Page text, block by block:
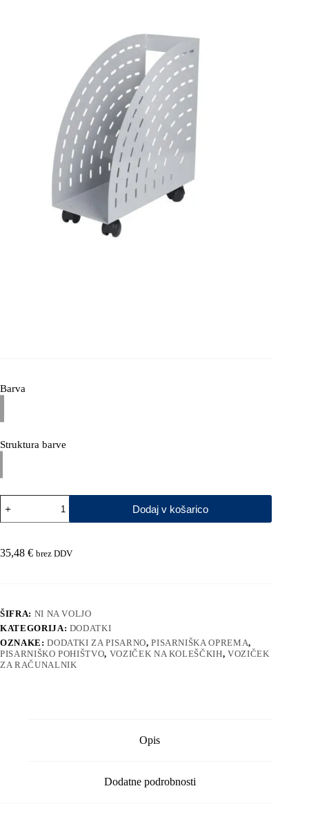
Barva
Struktura barve
na
koleščkih
količina
Dodaj v košarico
35,48 € brez DDV
ŠIFRA: NI NA VOLJO
KATEGORIJA: DODATKI
OZNAKE:DODATKI ZA PISARNO,PISARNIŠKA OPREMA,
PISARNIŠKO POHIŠTVO, VOZIČEK NA KOLEŠČKIH, VOZIČEK
ZA RAČUNALNIK
Opis
Dodatne podrobnosti